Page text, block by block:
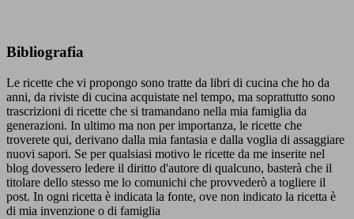
Bibliografia
Le ricette che vi propongo sono tratte da libri di cucina che ho da
anni, da riviste di cucina acquistate nel tempo, ma soprattutto sono
trascrizioni di ricette che si tramandano nella mia famiglia da
generazioni. In ultimo ma non per importanza, le ricette che
troverete qui, derivano dalla mia fantasia e dalla voglia di assaggiare
nuovi sapori. Se per qualsiasi motivo le ricette da me inserite nel
blog dovessero ledere il diritto d'autore di qualcuno, basterà che il
titolare dello stesso me lo comunichi che provvederò a togliere il
post. In ogni ricetta è indicata la fonte, ove non indicato la ricetta è
di mia invenzione o di famiglia